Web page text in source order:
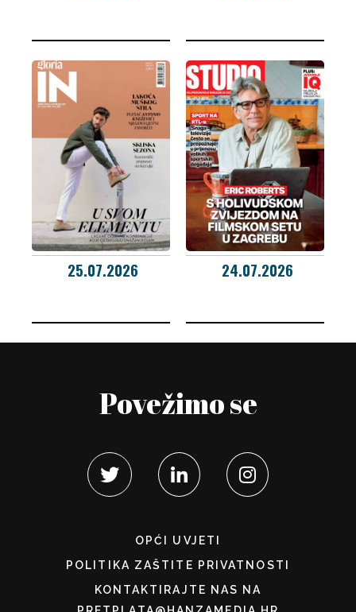
25.07.2026 24.07.2026
Povežimo se
OPĆI UVJETI
POLITIKA ZAŠTITE PRIVATNOSTI
KONTAKTIRAJTE NAS NA